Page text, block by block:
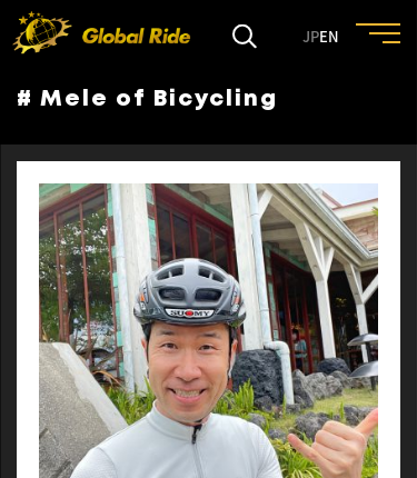
JPEN
HOME
FEATURE
EVENT
CULTURE
TRIP&TRAVEL
ENTRY
# Mele of Bicycling